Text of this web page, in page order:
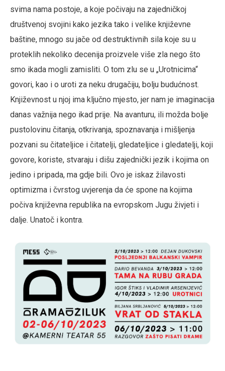
svima nama postoje, a koje počivaju na zajedničkoj
društvenoj svojini kako jezika tako i velike književne
baštine, mnogo su jače od destruktivnih sila koje su u
proteklih nekoliko decenija proizvele više zla nego što
smo ikada mogli zamisliti. O tom zlu se u „Urotnicima“
govori, kao i o uroti za neku drugačiju, bolju budućnost.
Književnost u njoj ima ključno mjesto, jer nam je imaginacija
danas važnija nego ikad prije. Na avanturu, ili možda bolje
pustolovinu čitanja, otkrivanja, spoznavanja i mišljenja
pozvani su čitateljice i čitatelji, gledateljice i gledatelji, koji
govore, koriste, stvaraju i dišu zajednički jezik i kojima on
jedino i pripada, ma gdje bili. Ovo je iskaz žilavosti
optimizma i čvrstog uvjerenja da će spone na kojima
počiva književna republika na evropskom Jugu živjeti i
dalje. Unatoč i kontra.